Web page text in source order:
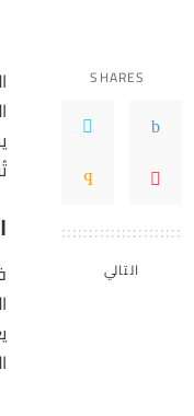
SHARES
التالي